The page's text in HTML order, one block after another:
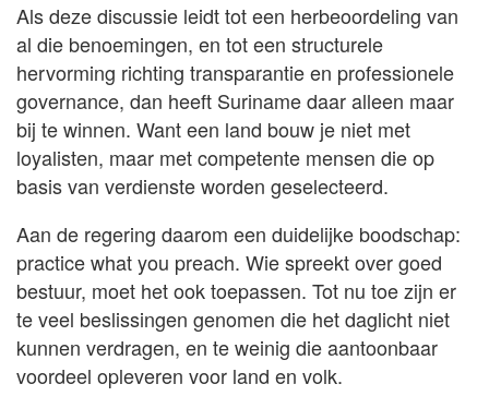
Als deze discussie leidt tot een herbeoordeling van
al die benoemingen, en tot een structurele
hervorming richting transparantie en professionele
governance, dan heeft Suriname daar alleen maar
bij te winnen. Want een land bouw je niet met
loyalisten, maar met competente mensen die op
basis van verdienste worden geselecteerd.
Aan de regering daarom een duidelijke boodschap:
practice what you preach. Wie spreekt over goed
bestuur, moet het ook toepassen. Tot nu toe zijn er
te veel beslissingen genomen die het daglicht niet
kunnen verdragen, en te weinig die aantoonbaar
voordeel opleveren voor land en volk.